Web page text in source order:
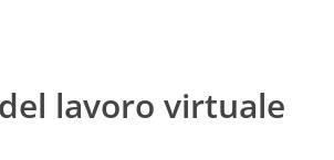
lavoro virtuale